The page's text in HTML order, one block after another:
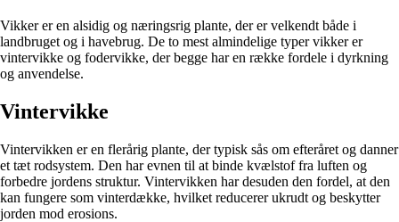
Vikker er en alsidig og næringsrig plante, der er velkendt både i
landbruget og i havebrug. De to mest almindelige typer vikker er
vintervikke og fodervikke, der begge har en række fordele i dyrkning
og anvendelse.
Vintervikke
Vintervikken er en flerårig plante, der typisk sås om efteråret og danner
et tæt rodsystem. Den har evnen til at binde kvælstof fra luften og
forbedre jordens struktur. Vintervikken har desuden den fordel, at den
kan fungere som vinterdække, hvilket reducerer ukrudt og beskytter
jorden mod erosions.